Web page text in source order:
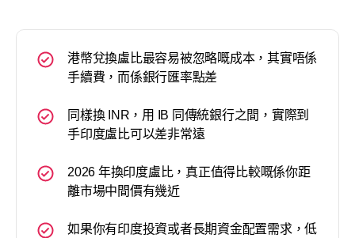
港幣兌換盧比最容易被忽略嘅成本，其實唔係
手續費，而係銀行匯率點差
同樣換 INR，用 IB 同傳統銀行之間，實際到
手印度盧比可以差非常遠
2026 年換印度盧比，真正值得比較嘅係你距
離市場中間價有幾近
如果你有印度投資或者長期資金配置需求，低